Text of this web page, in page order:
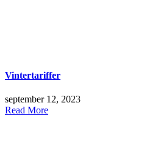
Vintertariffer
september 12, 2023
Read More